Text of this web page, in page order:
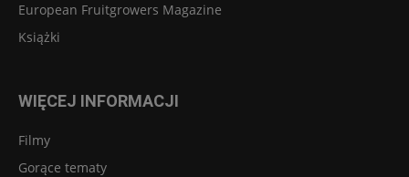
European Fruitgrowers Magazine
Książki
WIĘCEJ INFORMACJI
Filmy
Gorące tematy